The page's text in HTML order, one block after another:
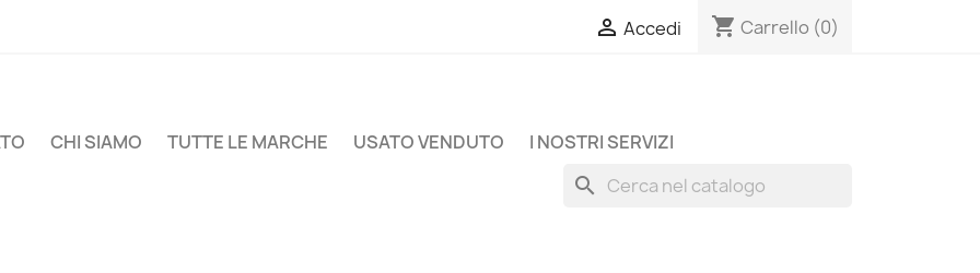
 Accedi shopping_cart Carrello (0)
CHI SIAMO TUTTE LE MARCHE USATO VENDUTO I NOSTRI SERVIZI
search